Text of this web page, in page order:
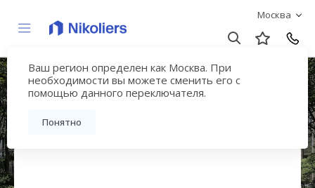
Москва
Ваш регион определен как Москва. При
необходимости вы можете сменить его с
помощью данного переключателя.
Понятно
ЖК «СЛАВА»
Вернуться на страницу жилого комплекса